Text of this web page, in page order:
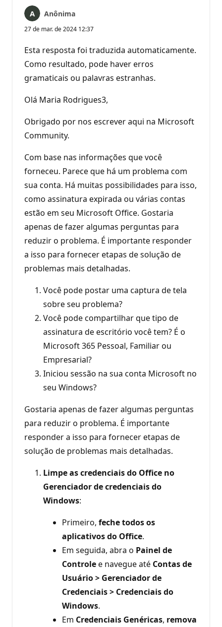
Anônima
27 de mar. de 2024 12:37
Esta resposta foi traduzida automaticamente.
Como resultado, pode haver erros
gramaticais ou palavras estranhas.
Olá Maria Rodrigues3,
Obrigado por nos escrever aqui na Microsoft
Community.
Com base nas informações que você
forneceu. Parece que há um problema com
sua conta. Há muitas possibilidades para isso,
como assinatura expirada ou várias contas
estão em seu Microsoft Office. Gostaria
apenas de fazer algumas perguntas para
reduzir o problema. É importante responder
a isso para fornecer etapas de solução de
problemas mais detalhadas.
Você pode postar uma captura de tela
sobre seu problema?
Você pode compartilhar que tipo de
assinatura de escritório você tem? É o
Microsoft 365 Pessoal, Familiar ou
Empresarial?
Iniciou sessão na sua conta Microsoft no
seu Windows?
Gostaria apenas de fazer algumas perguntas
para reduzir o problema. É importante
responder a isso para fornecer etapas de
solução de problemas mais detalhadas.
Limpe as credenciais do Office no
Gerenciador de credenciais do
Windows:
Primeiro, feche todos os
aplicativos do Office.
Em seguida, abra o Painel de
Controlee navegue até Contas de
Usuário > Gerenciador de
Credenciais > Credenciais do
Windows.
Em Credenciais Genéricas, remova